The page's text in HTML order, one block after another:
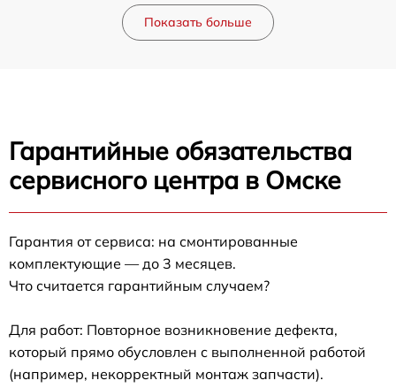
Показать больше
Гарантийные обязательства
сервисного центра в Омске
Гарантия от сервиса: на смонтированные
комплектующие — до 3 месяцев.
Что считается гарантийным случаем?
Для работ: Повторное возникновение дефекта,
который прямо обусловлен с выполненной работой
(например, некорректный монтаж запчасти).